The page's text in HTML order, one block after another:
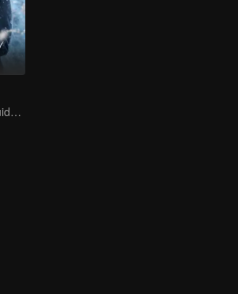
A lifetime of misguided love entangled by fate